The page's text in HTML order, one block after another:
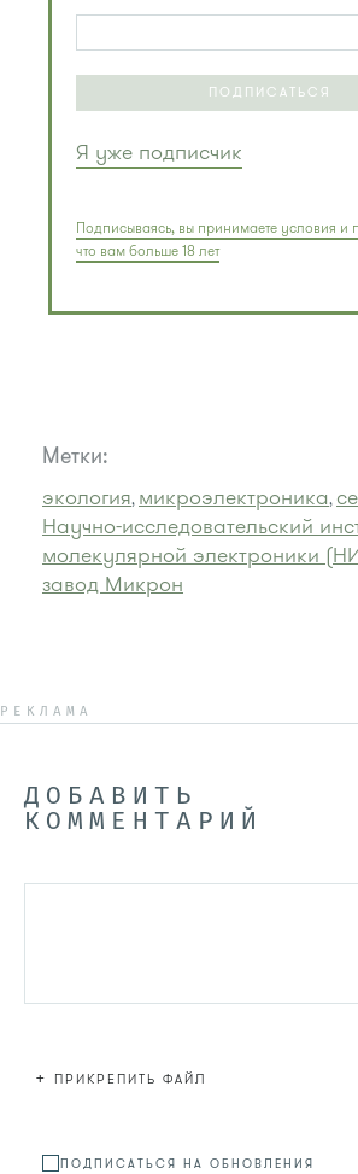
ПОДПИСАТЬСЯ
Я уже подписчик
Подписываясь, вы принимаете условия и
что вам больше 18 лет
Метки:
экология, микроэлектроника,
Научно-исследовательский
молекулярной электроники
завод Микрон
РЕКЛАМА
ДОБАВИТЬ
КОММЕНТАРИЙ
+ ПРИКРЕПИТЬ ФАЙЛ
ПОДПИСАТЬСЯ НА ОБНОВЛЕНИЯ